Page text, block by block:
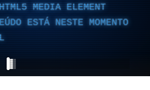
MEDIA ELEMENT
ESTÁ NESTE MOMENTO